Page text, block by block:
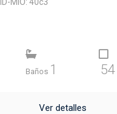
Baños 1
Ver detalles